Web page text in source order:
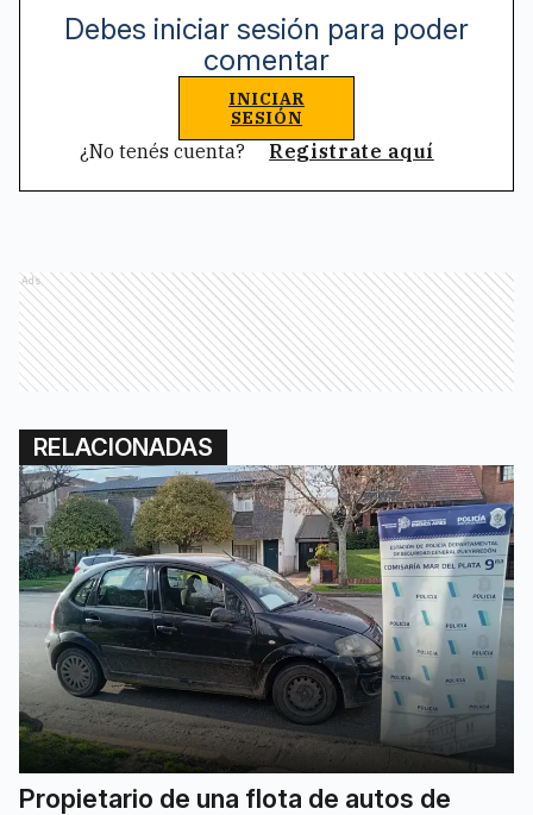
Debes iniciar sesión para poder
comentar
INICIAR
SESIÓN
¿No tenés cuenta? Registrate aquí
Ads
RELACIONADAS
Propietario de una flota de autos de